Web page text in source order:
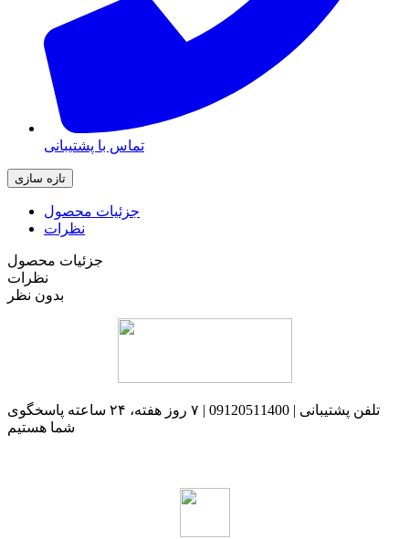
تماس با پشتیبانی
جزئیات محصول
نظرات
جزئیات محصول
نظرات
بدون نظر
تلفن پشتیبانی | 09120511400 | ۷ روز هفته، ۲۴ ساعته پاسخگوی
شما هستیم